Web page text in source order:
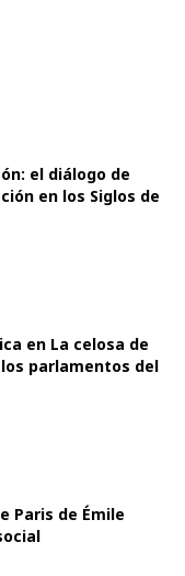
el diálogo de
en los Siglos de
en La celosa de
parlamentos del
Paris de Émile